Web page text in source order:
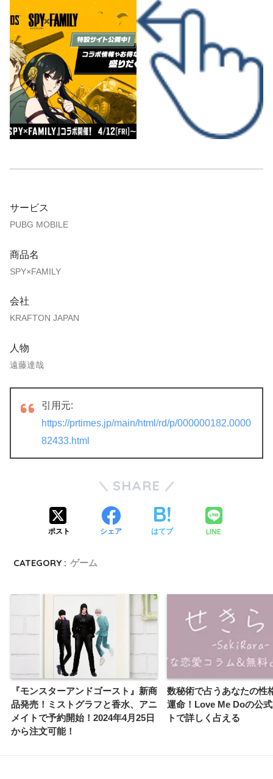
サービス
PUBG MOBILE
商品名
SPY×FAMILY
会社
KRAFTON JAPAN
人物
遠藤達哉
引用元:
https://prtimes.jp/main/html/rd/p/000000182.0000
82433.html
SHARE
ポスト シェア はてブ LINE
CATEGORY : ゲーム
『モンスターアンドゴースト』新商
品発売！ミストグラフと香水、アニ
メイトで予約開始！2024年4月25日
から注文可能！
数秘術で占うあなたの性
運命！Love Me Doの公
トで詳しく占える